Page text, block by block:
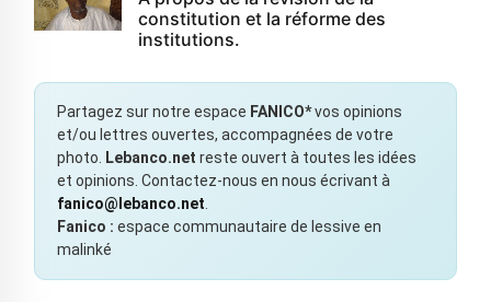
constitution et la réforme des
institutions.
Partagez sur notre espace FANICO*vos opinions
et/ou lettres ouvertes, accompagnées de votre
photo.
Lebanco.net reste ouvert à toutes les idées
et opinions. Contactez-nous en nous écrivant à
fanico@lebanco.net
Fanico : espace communautaire de lessive en
malinké